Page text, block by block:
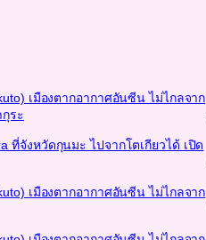
เมืองตากอากาศอันซีน ไม่ไกลจาก
ระ
ที่จังหวัดกุนมะ ไปจากโตเกียวได้ เปิด
เมืองตากอากาศอันซีน ไม่ไกลจาก